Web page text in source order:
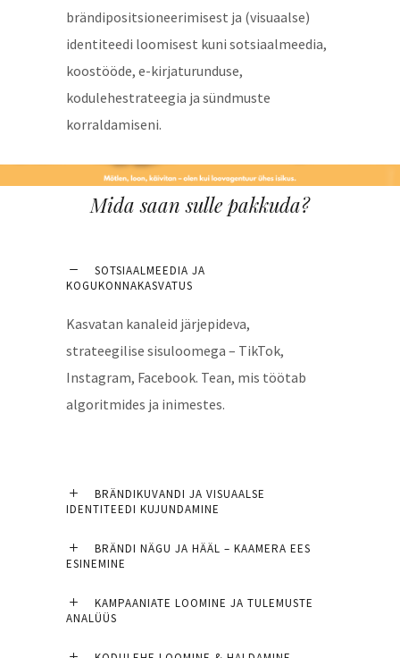
brändipositsioneerimisest ja (visuaalse)
identiteedi loomisest kuni sotsiaalmeedia,
koostööde, e-kirjaturunduse,
kodulehestrateegia ja sündmuste
korraldamiseni.
Mida saan sulle pakkuda?
SOTSIAALMEEDIA JA
KOGUKONNAKASVATUS
Kasvatan kanaleid järjepideva,
strateegilise sisuloomega – TikTok,
Instagram, Facebook. Tean, mis töötab
algoritmides ja inimestes.
BRÄNDIKUVANDI JA VISUAALSE
IDENTITEEDI KUJUNDAMINE
BRÄNDI NÄGU JA HÄÄL – KAAMERA EES
ESINEMINE
KAMPAANIATE LOOMINE JA TULEMUSTE
ANALÜÜS